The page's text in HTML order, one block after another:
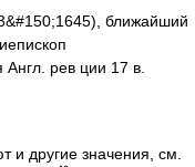
ближайший
рев ции 17 в.
и другие значения, см.